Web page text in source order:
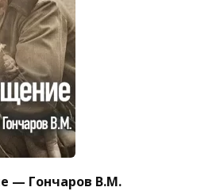
— Гончаров В.М.